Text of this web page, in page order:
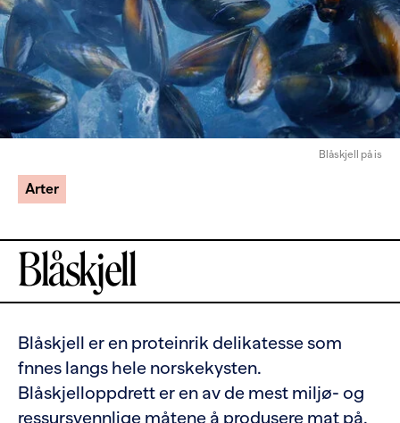
Blåskjell på is
Arter
Blåskjell
Blåskjell er en proteinrik delikatesse som
fnnes langs hele norskekysten.
Blåskjelloppdrett er en av de mest miljø- og
ressursvennlige måtene å produsere mat på,